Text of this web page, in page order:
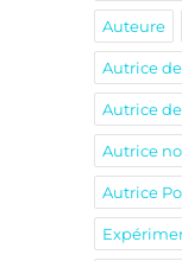
Auteure
Autrice
Autrice
Autrice
Autrice